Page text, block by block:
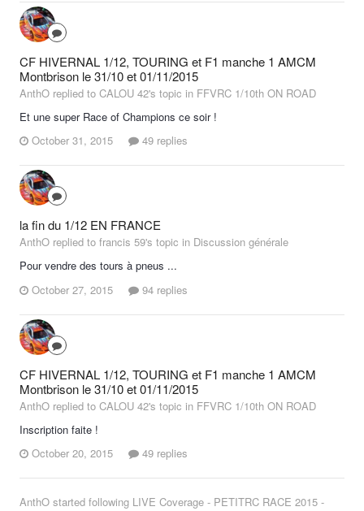
CF HIVERNAL 1/12, TOURING et F1 manche 1 AMCM
Montbrison le 31/10 et 01/11/2015
AnthO replied to CALOU 42's topic in FFVRC 1/10th ON ROAD
Et une super Race of Champions ce soir !
October 31, 2015
49 replies
la fin du 1/12 EN FRANCE
AnthO replied to francis 59's topic in Discussion générale
Pour vendre des tours à pneus ...
October 27, 2015
94 replies
CF HIVERNAL 1/12, TOURING et F1 manche 1 AMCM
Montbrison le 31/10 et 01/11/2015
AnthO replied to CALOU 42's topic in FFVRC 1/10th ON ROAD
Inscription faite !
October 20, 2015
49 replies
AnthO started following LIVE Coverage - PETITRC RACE 2015 -